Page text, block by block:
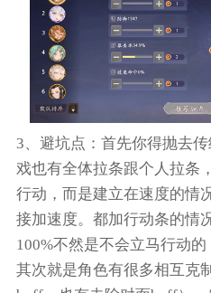
3、避坑点：首先你得抛去
戏也有全体拉条跟个人拉条
行动，而是建立在速度的情
接加速度。都加行动条的情
100%不然是不会立马行动的
其次就是角色有很多相互克